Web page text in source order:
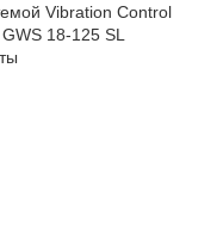
Vibration Control
18-125 SL